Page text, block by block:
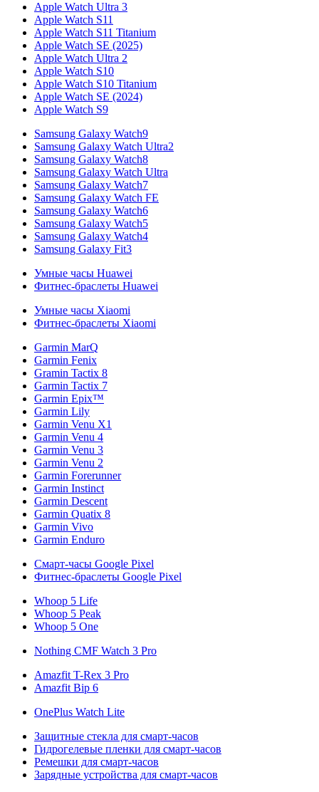
Apple Watch Ultra 3
Apple Watch S11
Apple Watch S11 Titanium
Apple Watch SE (2025)
Apple Watch Ultra 2
Apple Watch S10
Apple Watch S10 Titanium
Apple Watch SE (2024)
Apple Watch S9
Samsung Galaxy Watch9
Samsung Galaxy Watch Ultra2
Samsung Galaxy Watch8
Samsung Galaxy Watch Ultra
Samsung Galaxy Watch7
Samsung Galaxy Watch FE
Samsung Galaxy Watch6
Samsung Galaxy Watch5
Samsung Galaxy Watch4
Samsung Galaxy Fit3
Умные часы Huawei
Фитнес-браслеты Huawei
Умные часы Xiaomi
Фитнес-браслеты Xiaomi
Garmin MarQ
Garmin Fenix
Gramin Tactix 8
Garmin Tactix 7
Garmin Epix™
Garmin Lily
Garmin Venu X1
Garmin Venu 4
Garmin Venu 3
Garmin Venu 2
Garmin Forerunner
Garmin Instinct
Garmin Descent
Garmin Quatix 8
Garmin Vivo
Garmin Enduro
Смарт-часы Google Pixel
Фитнес-браслеты Google Pixel
Whoop 5 Life
Whoop 5 Peak
Whoop 5 One
Nothing CMF Watch 3 Pro
Amazfit T-Rex 3 Pro
Amazfit Bip 6
OnePlus Watch Lite
Защитные стекла для смарт-часов
Гидрогелевые пленки для смарт-часов
Ремешки для смарт-часов
Зарядные устройства для смарт-часов